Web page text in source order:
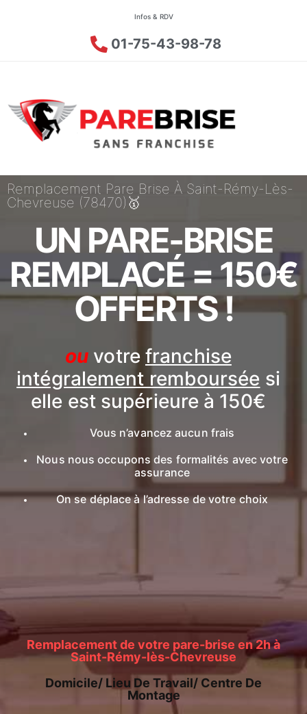
Infos & RDV
01-75-43-98-78
Remplacement Pare Brise À Saint-Rémy-Lès-
Chevreuse (78470)🥇
UN PARE-BRISE
REMPLACÉ = 150€
OFFERTS !
ou votre franchise
intégralement remboursée si
elle est supérieure à 150€
Vous n’avancez aucun frais
Nous nous occupons des formalités avec votre
assurance
On se déplace à l’adresse de votre choix
Remplacement de votre pare-brise en 2h à
Saint-Rémy-lès-Chevreuse
Domicile/ Lieu De Travail/ Centre De
Montage